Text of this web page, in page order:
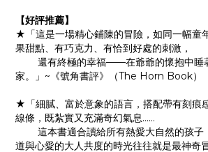
【好評推薦】
★「這是一場精心鋪陳的冒險，如同一幅童
果甜點、有巧克力、有恰到好處的刺激，
還有終極的幸福——在爺爺的懷抱中睡
家。」~《號角書評》（The Horn Book）
★「細膩、富於意象的語言，搭配帶有刻痕
線條，既紮實又充滿奇幻氣息……
這本書適合讀給所有熱愛大自然的孩子
道與心愛的大人共度的時光往往就是最神奇